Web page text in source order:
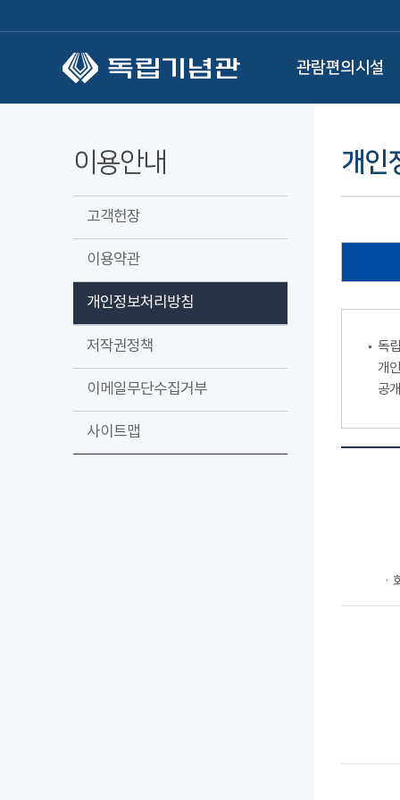
관람편의시설
이용안내
고객헌장
이용약관
개인정보처리방침
저작권정책
이메일무단수집거부
사이트맵
개인
독
개
공
ㆍ